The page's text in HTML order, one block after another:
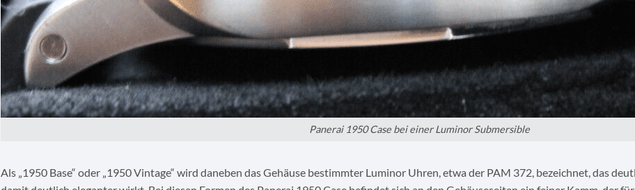
Panerai 1950 Case bei einer Luminor Submersible
Als „1950 Base“ oder „1950 Vintage“ wird daneben das Gehäuse bestimmter Luminor Uhren, etwa der PAM 372, bezeichnet, das